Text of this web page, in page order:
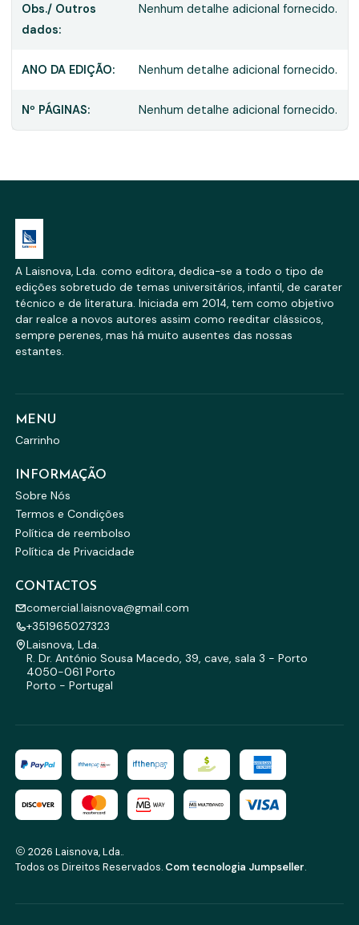
Obs./ Outros
dados:
Nenhum detalhe adicional fornecido.
ANO DA EDIÇÃO: Nenhum detalhe adicional fornecido.
Nº PÁGINAS: Nenhum detalhe adicional fornecido.
A Laisnova, Lda. como editora, dedica-se a todo o tipo de
edições sobretudo de temas universitários, infantil, de carater
técnico e de literatura. Iniciada em 2014, tem como objetivo
dar realce a novos autores assim como reeditar clássicos,
sempre perenes, mas há muito ausentes das nossas
estantes.
MENU
Carrinho
INFORMAÇÃO
Sobre Nós
Termos e Condições
Política de reembolso
Política de Privacidade
CONTACTOS
comercial.laisnova@gmail.com
+351965027323
Laisnova, Lda.
R. Dr. António Sousa Macedo, 39, cave, sala 3 - Porto
4050-061 Porto
Porto - Portugal
2026 Laisnova, Lda..
Todos os Direitos Reservados. Com tecnologia Jumpseller.